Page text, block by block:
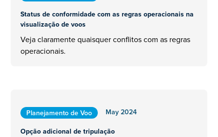
Status de conformidade com as regras operacionais na
visualização de voos
Veja claramente quaisquer conflitos com as regras
operacionais.
Planejamento de Voo
May 2024
Opção adicional de tripulação